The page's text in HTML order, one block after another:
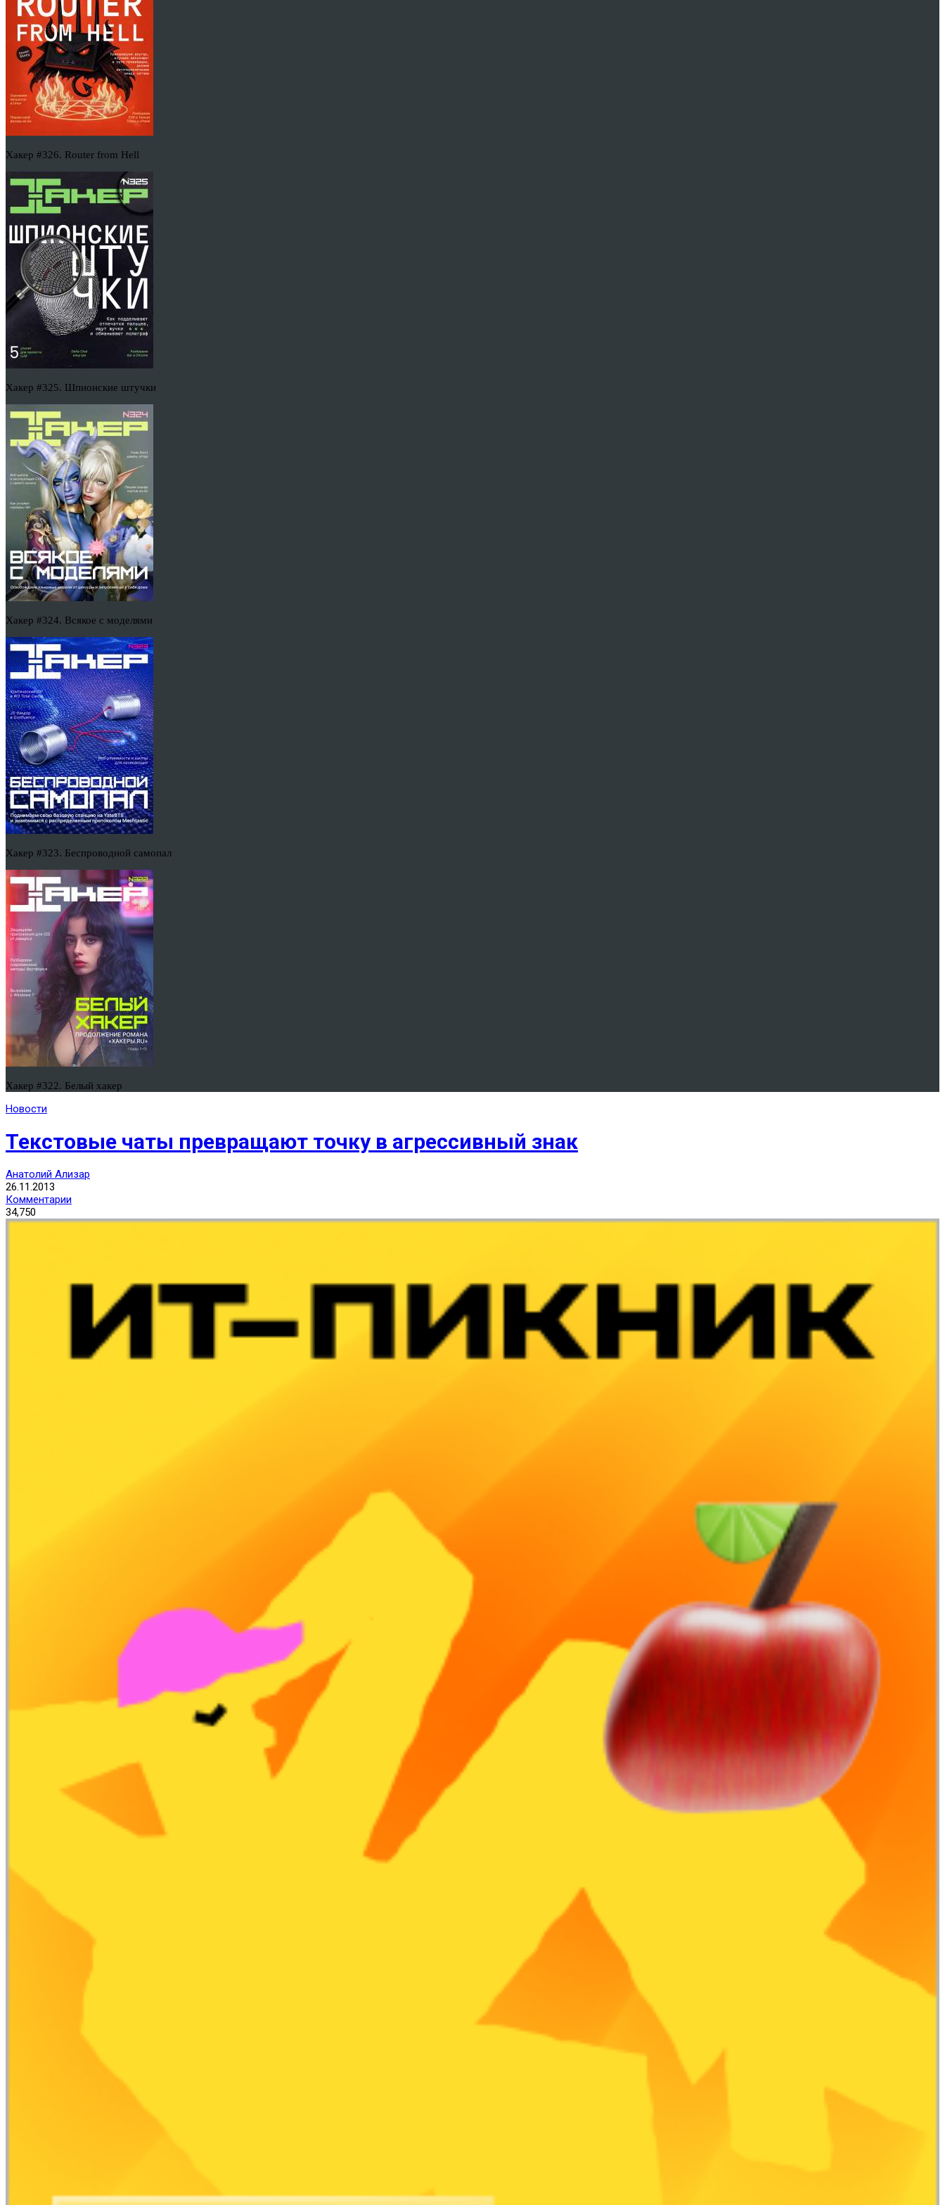
Хакер #326. Router from Hell
Хакер #325. Шпионские штучки
Хакер #324. Всякое с моделями
Хакер #323. Беспроводной самопал
Хакер #322. Белый хакер
Новости
Текстовые чаты превращают точку в агрессивный знак
Анатолий Ализар
26.11.2013
Комментарии
34,750